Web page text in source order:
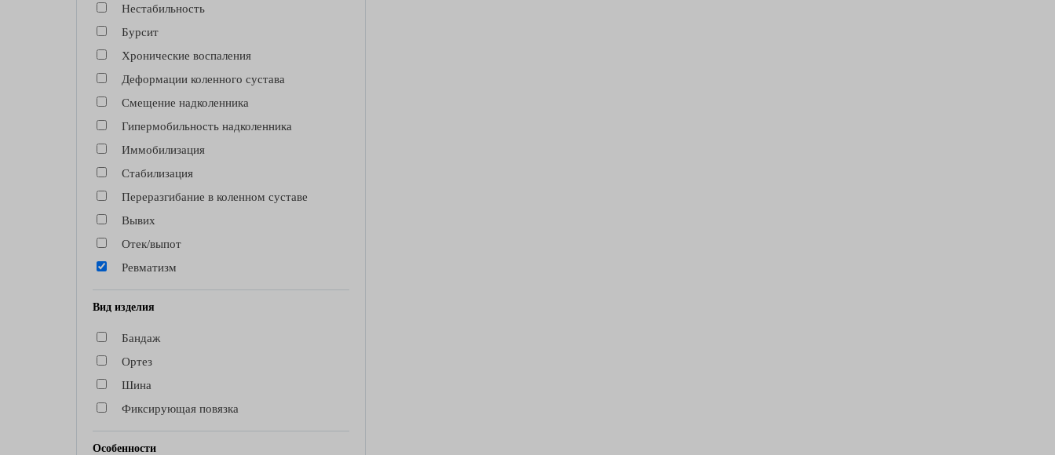
Нестабильность
Бурсит
Хронические воспаления
Деформации коленного сустава
Смещение надколенника
Гипермобильность надколенника
Иммобилизация
Стабилизация
Переразгибание в коленном суставе
Вывих
Отек/выпот
Ревматизм
Вид изделия
Бандаж
Ортез
Шина
Фиксирующая повязка
Особенности